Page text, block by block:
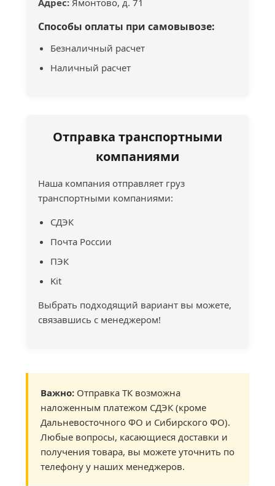
Адрес: Ямонтово, д. 71
Способы оплаты при самовывозе:
Безналичный расчет
Наличный расчет
Отправка транспортными
компаниями
Наша компания отправляет груз
транспортными компаниями:
СДЭК
Почта России
ПЭК
Kit
Выбрать подходящий вариант вы можете,
связавшись с менеджером!
Важно: Отправка ТК возможна
наложенным платежом СДЭК (кроме
Дальневосточного ФО и Сибирского ФО).
Любые вопросы, касающиеся доставки и
получения товара, вы можете уточнить по
телефону у наших менеджеров.